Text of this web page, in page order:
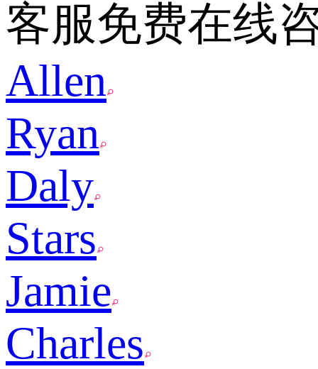
客服免费在线
Allen
Ryan
Daly
Stars
Jamie
Charles